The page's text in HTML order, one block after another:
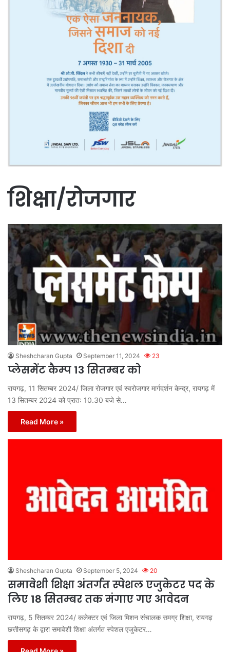
शिक्षा/रोजगार
Sheshcharan Gupta September 11, 2024 23
प्लेसमेंट कैम्प 13 सितम्बर को
रायगढ़, 11 सितम्बर 2024/ जिला रोजगार एवं स्वरोजगार मार्गदर्शन केन्द्र, रायगढ़ में
13 सितम्बर 2024 को प्रात: 10.30 बजे से…
Read More »
Sheshcharan Gupta September 5, 2024 20
समावेशी शिक्षा अंतर्गत स्पेशल एजुकेटर पद के
लिए 18 सितम्बर तक मंगाए गए आवेदन
रायगढ़, 5 सितम्बर 2024/ कलेक्टर एवं जिला मिशन संचालक समग्र शिक्षा, रायगढ़
छत्तीसगढ़ के द्वारा समावेशी शिक्षा अंतर्गत स्पेशल एजुकेटर…